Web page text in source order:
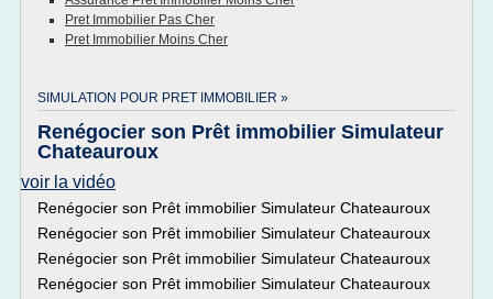
Pret Immobilier Pas Cher
Pret Immobilier Moins Cher
SIMULATION POUR PRET IMMOBILIER »
Renégocier son Prêt immobilier Simulateur
Chateauroux
voir la vidéo
Renégocier son Prêt immobilier Simulateur Chateauroux
Renégocier son Prêt immobilier Simulateur Chateauroux
Renégocier son Prêt immobilier Simulateur Chateauroux
Renégocier son Prêt immobilier Simulateur Chateauroux